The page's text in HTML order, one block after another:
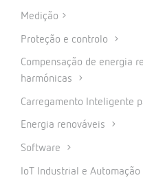
Medição
Proteção e controlo
Compensação de energia
harmónicas
Carregamento Inteligente
Energia renováveis
Software
IoT Industrial e Automação